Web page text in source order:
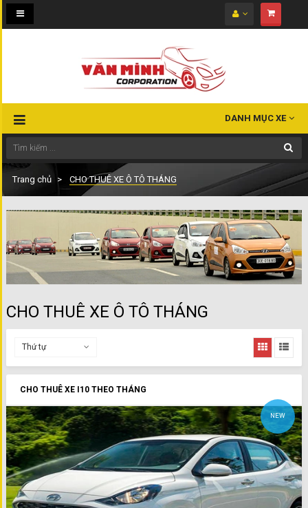
Toggle
navigation
DANH MỤC XE
Trang chủ CHO THUÊ XE Ô TÔ THÁNG
CHO THUÊ XE Ô TÔ THÁNG
Thứ tự
CHO THUÊ XE I10 THEO THÁNG
NEW